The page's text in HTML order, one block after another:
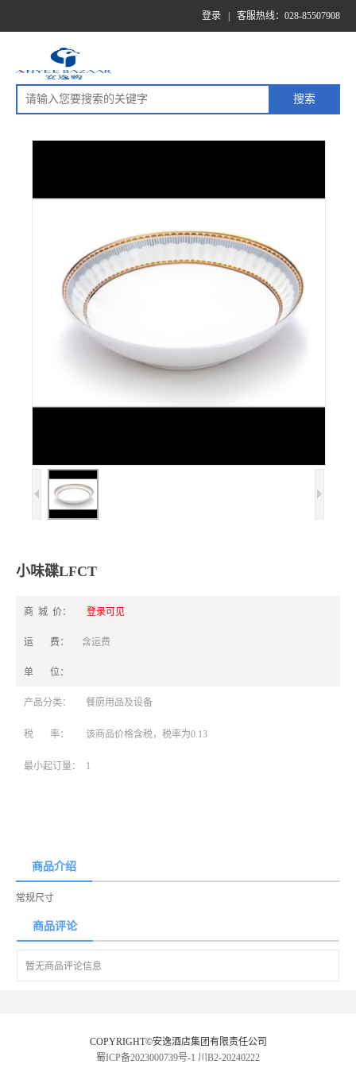
登录 客服热线：028-85507908
小味碟LFCT
商 城 价： 登录可见
运 费： 含运费
单 位：
产品分类： 餐厨用品及设备
税 率： 该商品价格含税，税率为0.13
最小起订量： 1
商品介绍
常规尺寸
商品评论
暂无商品评论信息
COPYRIGHT©安逸酒店集团有限责任公司
蜀ICP备2023000739号-1 川B2-20240222